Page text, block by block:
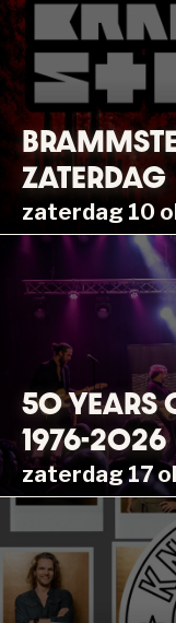
ZATERDAG
zaterdag 10
50 YEARS
1976-2026
zaterdag 17